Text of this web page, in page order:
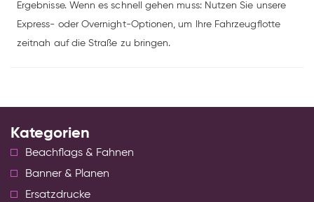
Ergebnisse. Wenn es schnell gehen muss: Nutzen Sie unsere
Express- oder Overnight-Optionen, um Ihre Fahrzeugflotte
zeitnah auf die Straße zu bringen.
Kategorien
Beachflags & Fahnen
Banner & Planen
Ersatzdrucke